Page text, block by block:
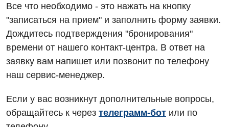
Энциклопедия
Программа лояльности
Отзывы
Видео
Диагностическое отделение
Инструментальная диагностика
Компьютерная томография
Магнитно-резонансная томография
Маммография
Нейросонография
Гинекологическое отделение
Диагностическое отделение
Дневной стационар
Онкологическое отделение
Отделение интенсивной терапии
Декларирование
Все что необходимо - это нажать на кнопку
"записаться на прием" и заполнить форму заявки.
Дождитесь подтверждения "бронирования"
времени от нашего контакт-центра. В ответ на
заявку вам напишет или позвонит по телефону
наш сервис-менеджер.
Если у вас возникнут дополнительные вопросы,
обращайтесь к через телеграмм-бот или по